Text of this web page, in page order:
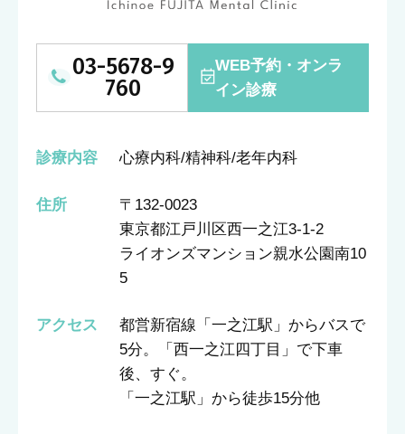
03-5678-9
760
WEB予約・オンラ
イン診療
診療内容 心療内科/精神科/老年内科
住所
〒132-0023
東京都江戸川区西一之江3-1-2
ライオンズマンション親水公園南10
5
アクセス
都営新宿線「一之江駅」からバスで
5分。「西一之江四丁目」で下車
後、すぐ。
「一之江駅」から徒歩15分他